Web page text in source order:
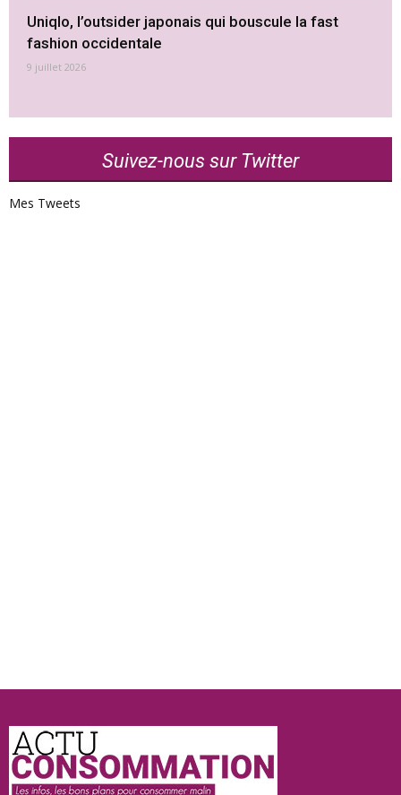
Uniqlo, l’outsider japonais qui bouscule la fast
fashion occidentale
9 juillet 2026
Suivez-nous sur Twitter
Mes Tweets